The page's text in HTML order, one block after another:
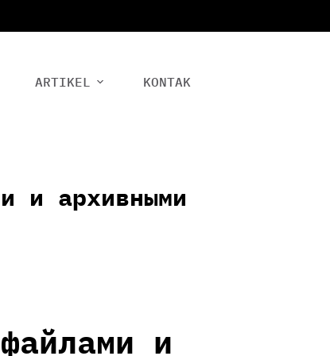
ARTIKEL KONTAK
и архивными
и